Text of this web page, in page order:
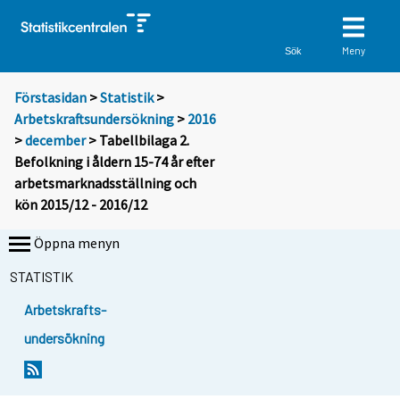
Sök Meny
Förstasidan >Statistik >
Arbetskraftsundersökning > 2016
>december> Tabellbilaga 2.
Befolkning i åldern 15-74 år efter
arbetsmarknadsställning och
kön 2015/12 - 2016/12
Öppna menyn
STATISTIK
Arbetskrafts-
undersökning